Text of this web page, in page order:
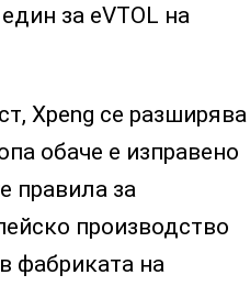
за eVTOL на
Xpeng се разширява
обаче е изправено
правила за
производство
фабриката на